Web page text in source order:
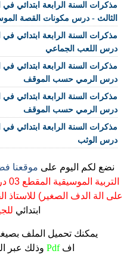
مذكرات السنة الرابعة ابتدائي في
الثالث - درس مكونات القصة
مذكرات السنة الرابعة ابتدائي في
درس اللعب الجماعي
مذكرات السنة الرابعة ابتدائي في
درس الرمي حسب الموقف
مذكرات السنة الرابعة ابتدائي في
درس الرمي حسب الموقف
مذكرات السنة الرابعة ابتدائي في
درس الوثب
نضع لكم اليوم على موقعنا
على الة الدف الصغير) للاستاذ
ابتدائي
يمكنك تحميل الملف
افPdf وذلك عبر